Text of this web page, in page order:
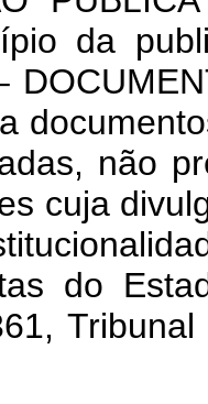
da
não
cuja
do